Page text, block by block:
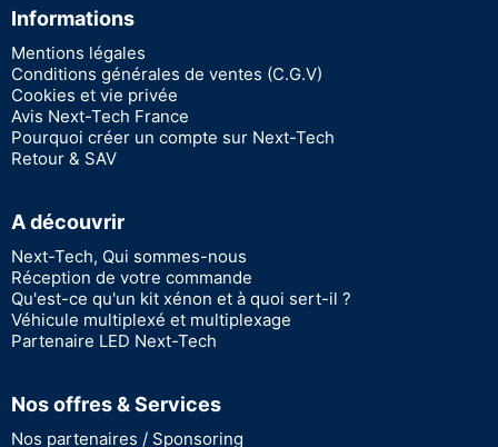
Informations
Mentions légales
Conditions générales de ventes (C.G.V)
Cookies et vie privée
Avis Next-Tech France
Pourquoi créer un compte sur Next-Tech
Retour & SAV
A découvrir
Next-Tech, Qui sommes-nous
Réception de votre commande
Qu'est-ce qu'un kit xénon et à quoi sert-il ?
Véhicule multiplexé et multiplexage
Partenaire LED Next-Tech
Nos offres & Services
Nos partenaires / Sponsoring